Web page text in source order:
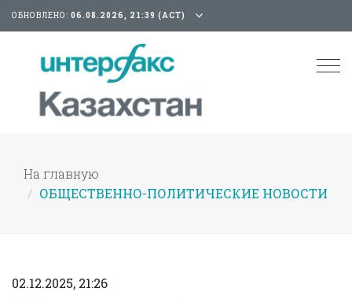
ОБНОВЛЕНО: 06.08.2026, 21:39 (АСТ)
На главную
ОБЩЕСТВЕННО-ПОЛИТИЧЕСКИЕ НОВОСТИ
02.12.2025, 21:26